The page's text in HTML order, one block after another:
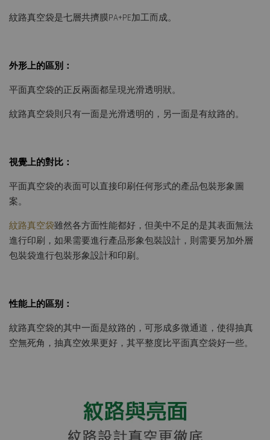
紋路真空袋是七層共擠膜PA+PE加工而成。
外形上的區別：
平面真空袋的正反兩面都呈現光滑透明狀。
紋路真空袋則只有一面是光滑透明的，另一面是有紋路的。
視覺上的對比：
平面真空袋的表面可以直接印刷任何形式的產品包裝形象圖
案。
紋路真空袋雖然各方面性能都好，但美中不足的是其表面無法
進行印刷，如果需要進行產品形象包裝設計，則需要另加外層
包裝袋進行包裝形象設計和印刷。
性能上的區别：
紋路真空袋的其中一面是紋路的，可形成多微通道，使得抽真
空無死角，抽真空效果更好，其平整度比平面真空袋好一些。